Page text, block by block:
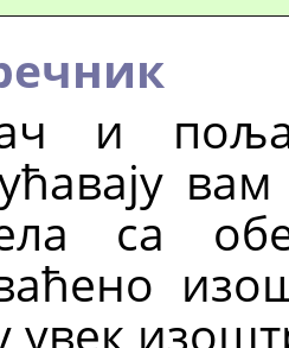
и
са
увек